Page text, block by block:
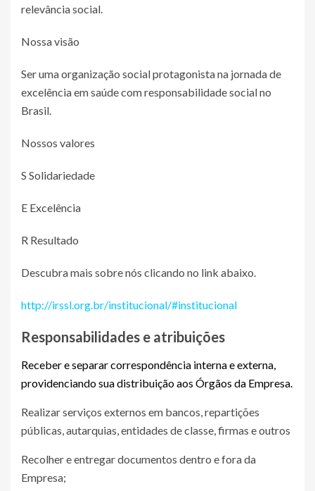
relevância social.
Nossa visão
Ser uma organização social protagonista na jornada de
excelência em saúde com responsabilidade social no
Brasil.
Nossos valores
S Solidariedade
E Excelência
R Resultado
Descubra mais sobre nós clicando no link abaixo.
http://irssl.org.br/institucional/#institucional
Responsabilidades e atribuições
Receber e separar correspondência interna e externa,
providenciando sua distribuição aos Órgãos da Empresa.
Realizar serviços externos em bancos, repartições
públicas, autarquias, entidades de classe, firmas e outros
Recolher e entregar documentos dentro e fora da
Empresa;